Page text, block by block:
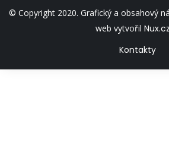
© Copyright 2020. Grafický a obsahový
web vytvořil Nux.cz
Kontakty